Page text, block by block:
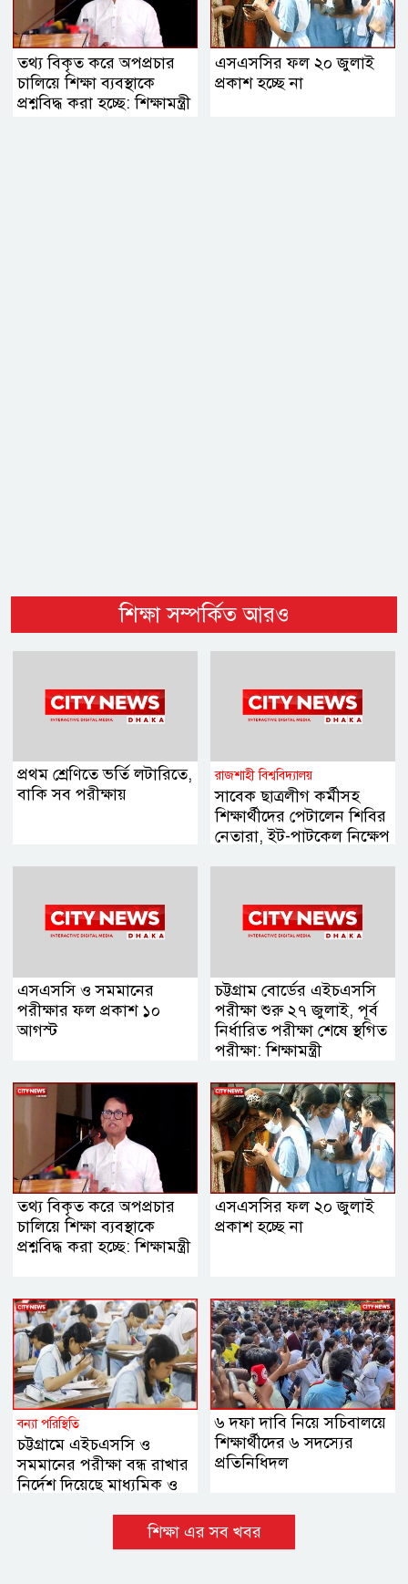
তথ্য বিকৃত করে অপপ্রচার
চালিয়ে শিক্ষা ব্যবস্থাকে
প্রশ্নবিদ্ধ করা হচ্ছে: শিক্ষামন্ত্রী
এসএসসির ফল ২০ জুলাই
প্রকাশ হচ্ছে না
শিক্ষা সম্পর্কিত আরও
প্রথম শ্রেণিতে ভর্তি লটারিতে,
বাকি সব পরীক্ষায়
রাজশাহী বিশ্ববিদ্যালয়
সাবেক ছাত্রলীগ কর্মীসহ
শিক্ষার্থীদের পেটালেন শিবির
নেতারা, ইট-পাটকেল নিক্ষেপ
এসএসসি ও সমমানের
পরীক্ষার ফল প্রকাশ ১০
আগস্ট
চট্টগ্রাম বোর্ডের এইচএসসি
পরীক্ষা শুরু ২৭ জুলাই, পূর্ব
নির্ধারিত পরীক্ষা শেষে স্থগিত
পরীক্ষা: শিক্ষামন্ত্রী
তথ্য বিকৃত করে অপপ্রচার
চালিয়ে শিক্ষা ব্যবস্থাকে
প্রশ্নবিদ্ধ করা হচ্ছে: শিক্ষামন্ত্রী
এসএসসির ফল ২০ জুলাই
প্রকাশ হচ্ছে না
বন্যা পরিস্থিতি
চট্টগ্রামে এইচএসসি ও
সমমানের পরীক্ষা বন্ধ রাখার
নির্দেশ দিয়েছে মাধ্যমিক ও
৬ দফা দাবি নিয়ে সচিবালয়ে
শিক্ষার্থীদের ৬ সদস্যের
প্রতিনিধিদল
শিক্ষা এর সব খবর